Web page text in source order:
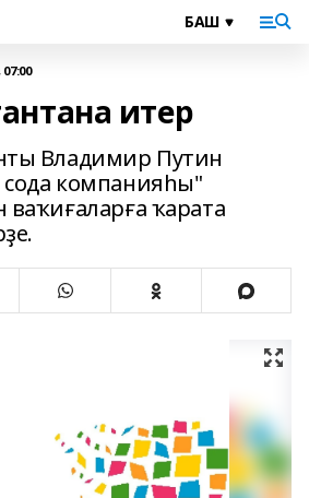
итер
Владимир Путин
компанияһы"
ваҡиғаларға ҡарата